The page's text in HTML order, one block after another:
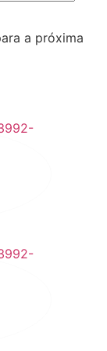
a próxima